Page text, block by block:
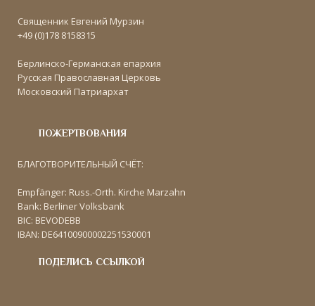
Священник Евгений Мурзин
+49 (0)178 8158315
Берлинско-Германская епархия
Русская Православная Церковь
Московский Патриархат
ПОЖЕРТВОВАНИЯ
БЛАГОТВОРИТЕЛЬНЫЙ СЧЁТ:
Empfänger: Russ.-Orth. Kirche Marzahn
Bank: Berliner Volksbank
BIC: BEVODEBB
IBAN: DE64100900002251530001
ПОДЕЛИСЬ ССЫЛКОЙ